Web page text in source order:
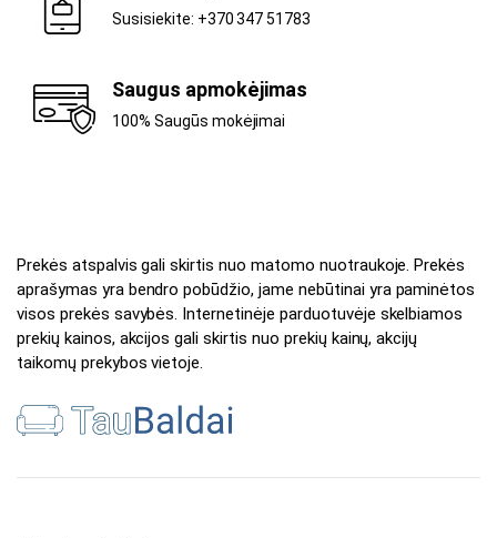
Susisiekite: +370 347 51783
Saugus apmokėjimas
100% Saugūs mokėjimai
Prekės atspalvis gali skirtis nuo matomo nuotraukoje. Prekės
aprašymas yra bendro pobūdžio, jame nebūtinai yra paminėtos
visos prekės savybės. Internetinėje parduotuvėje skelbiamos
prekių kainos, akcijos gali skirtis nuo prekių kainų, akcijų
taikomų prekybos vietoje.